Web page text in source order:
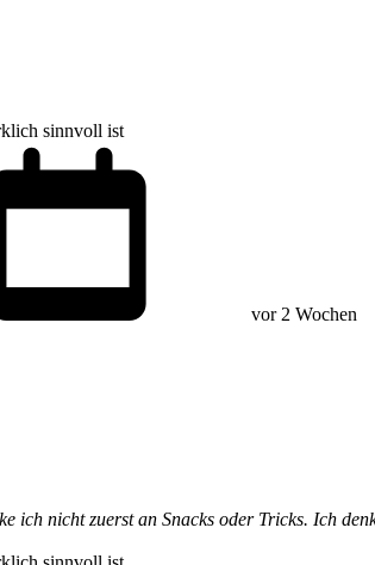
sinnvoll ist
vor 2 Wochen
nicht zuerst an Snacks oder Tricks. Ich